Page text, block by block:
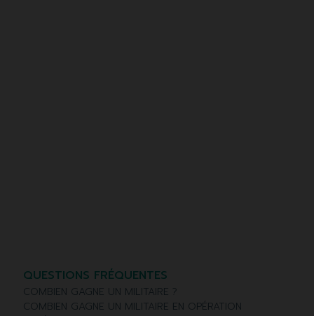
QUESTIONS FRÉQUENTES
COMBIEN GAGNE UN MILITAIRE ?
COMBIEN GAGNE UN MILITAIRE EN OPÉRATION